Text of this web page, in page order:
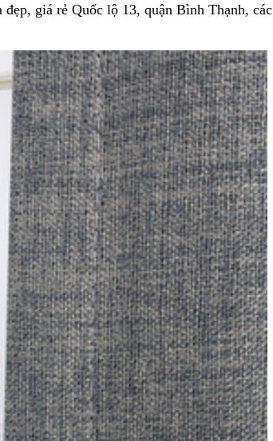
giá rẻ Quốc lộ 13, quận Bình Thạnh, các